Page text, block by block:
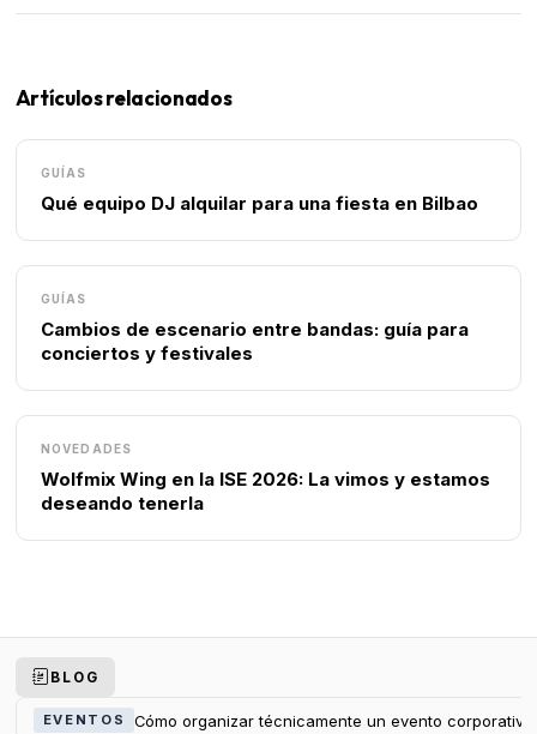
Artículos relacionados
GUÍAS
Qué equipo DJ alquilar para una fiesta en Bilbao
GUÍAS
Cambios de escenario entre bandas: guía para
conciertos y festivales
NOVEDADES
Wolfmix Wing en la ISE 2026: La vimos y estamos
deseando tenerla
BLOG
EVENTOS Cómo organizar técnicamente un evento